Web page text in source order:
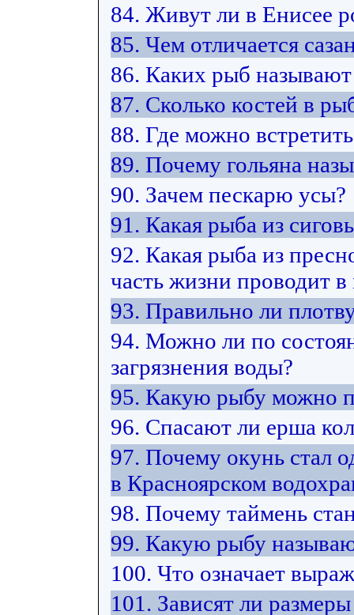
84. Живут ли в Енисее
85. Чем отличается
86. Каких рыб
87. Сколько костей в
88. Где можно
89. Почему гольяна
90. Зачем пескарю усы?
91. Какая рыба из
92. Какая рыба из
часть жизни проводит
93. Правильно ли
94. Можно ли по
загрязнения воды?
95. Какую рыбу можно
96. Спасают ли ерша
97. Почему окунь стал
в Красноярском
98. Почему таймень
99. Какую рыбу
100. Что означает
101. Зависят ли